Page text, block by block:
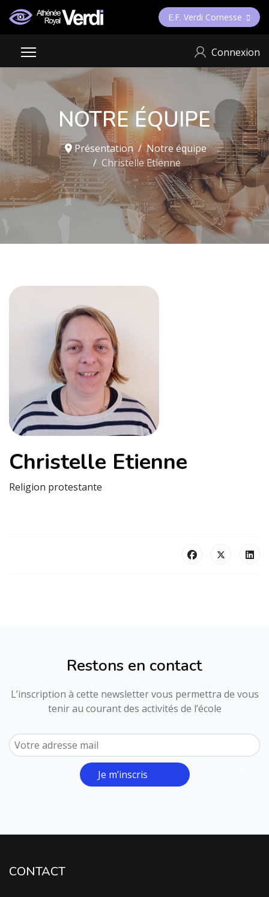
E.F. Verdi Cornesse
Connexion
NOTRE ÉQUIPE
Présentation
Notre équipe
Christelle Etienne
Christelle Etienne
Religion protestante
Restons en contact
L’inscription à cette newsletter vous permettra de vous
tenir au courant des activités de l’école
Je m’inscris
CONTACT